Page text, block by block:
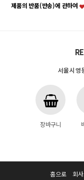
제품의 반품(반송)에 관하여
서울시 영
장바구니
홈으로 회